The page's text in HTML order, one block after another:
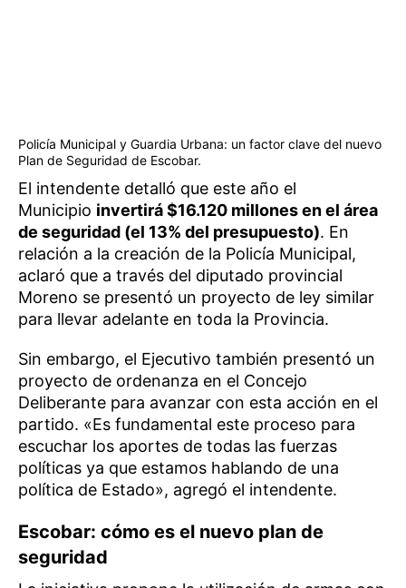
Policía Municipal y Guardia Urbana: un factor clave del nuevo
Plan de Seguridad de Escobar.
El intendente detalló que este año el
Municipio invertirá $16.120 millones en el área
de seguridad (el 13% del presupuesto). En
relación a la creación de la Policía Municipal,
aclaró que a través del diputado provincial
Moreno se presentó un proyecto de ley similar
para llevar adelante en toda la Provincia.
Sin embargo, el Ejecutivo también presentó un
proyecto de ordenanza en el Concejo
Deliberante para avanzar con esta acción en el
partido. «Es fundamental este proceso para
escuchar los aportes de todas las fuerzas
políticas ya que estamos hablando de una
política de Estado», agregó el intendente.
Escobar: cómo es el nuevo plan de
seguridad